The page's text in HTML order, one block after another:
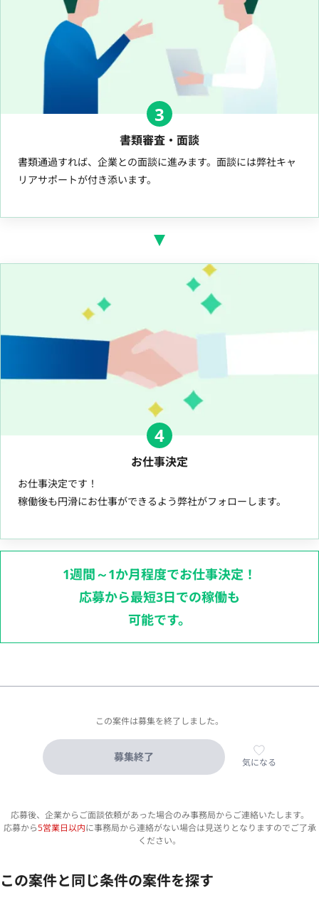
3
書類審査・面談
書類通過すれば、企業との面談に進みます。面談には弊社キャ
リアサポートが付き添います。
4
お仕事決定
お仕事決定です！
稼働後も円滑にお仕事ができるよう弊社がフォローします。
1週間～1か月程度でお仕事決定！
応募から最短3日での稼働も
可能です。
この案件は募集を終了しました。
募集終了 気になる
応募後、企業からご面談依頼があった場合のみ事務局からご連絡いたします。
応募から5営業日以内に事務局から連絡がない場合は見送りとなりますのでご了承
ください。
この案件と同じ条件の案件を探す